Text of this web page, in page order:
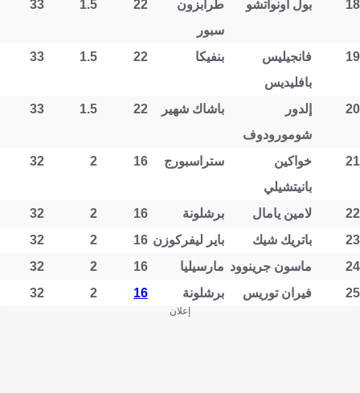
18 بول أونواتشو
طرابزون
سبور
22
1.5
33
19
فانجيليس
بافليديس
بنفيكا 22
1.5
33
20
إلدور
شومورودوف
باشاك شهير 22
1.5
33
21
خواكين
بانيتشيلي
ستراسبورج 16
2
32
22 لامين يامال برشلونة 16
2
32
23
باتريك شيك باير ليفركوزن 16
2
32
24
ماسون جرينوود مارسيليا 16
2
32
25
فيران توريس برشلونة 16
2
32
إعلان